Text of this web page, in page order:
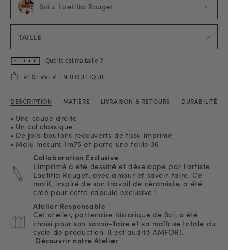
Soi x Laetitia Rouget
TAILLE
Quelle est ma taille ?
RÉSERVER EN BOUTIQUE
DESCRIPTION MATIÈRE LIVRAISON & RETOURS DURABILITÉ
• Une coupe droite
• Un col classique
• De jolis boutons recouverts de tissu imprimé
• Malu mesure 1m75 et porte une taille 36
Collaboration Exclusive
L'imprimé a été dessiné et développé par l'artiste
Laetitia Rouget, avec amour et savoir-faire. Ce
motif, inspiré de son travail de céramiste, a été
créé pour cette capsule exclusive !
Atelier Responsable
Cet atelier, partenaire historique de Soi, a été
choisi pour son savoir-faire et sa maîtrise totale du
cycle de production. Il est audité AMFORI.
Découvrir notre Atelier